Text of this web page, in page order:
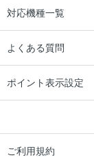
対応機種一覧
よくある質問
ポイント表示設定
ご利用規約